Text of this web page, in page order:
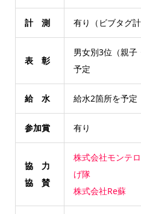
計 測 有り（ビブタグ計
表 彰
男女別3位（親
予定
給 水 給水2箇所を予定
参加賞 有り
協 力
協 賛
株式会社モンテ
げ隊
株式会社Re蘇